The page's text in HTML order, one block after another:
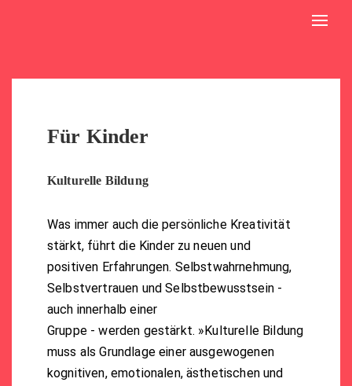
Für Kinder
Kulturelle Bildung
Was immer auch die persönliche Kreativität
stärkt, führt die Kinder zu neuen und
positiven Erfahrungen. Selbstwahrnehmung,
Selbstvertrauen und Selbstbewusstsein -
auch innerhalb einer
Gruppe - werden gestärkt. »Kulturelle Bildung
muss als Grundlage einer ausgewogenen
kognitiven, emotionalen, ästhetischen und